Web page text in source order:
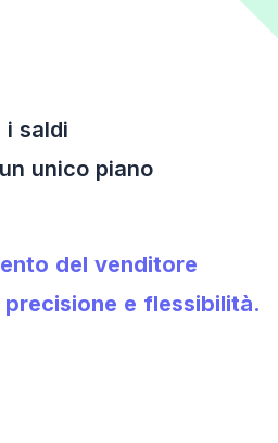
i saldi
unico piano
del venditore
e flessibilità.